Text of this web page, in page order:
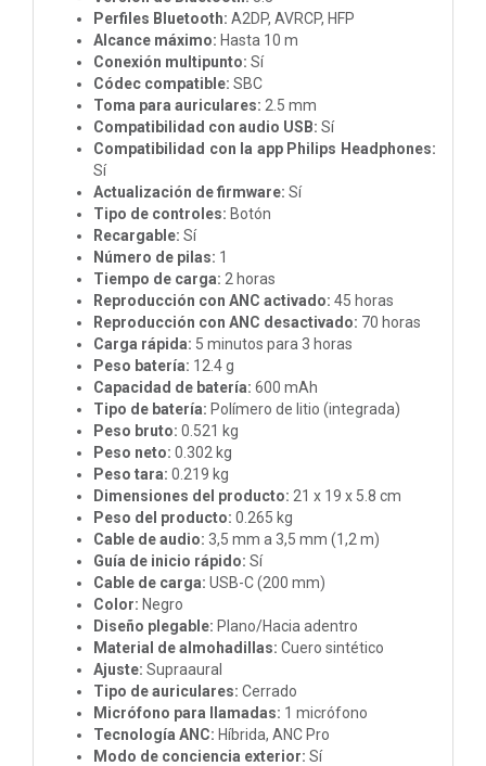
Perfiles Bluetooth: A2DP, AVRCP, HFP
Alcance máximo: Hasta 10 m
Conexión multipunto: Sí
Códec compatible: SBC
Toma para auriculares: 2.5 mm
Compatibilidad con audio USB: Sí
Compatibilidad con la app Philips Headphones:
Sí
Actualización de firmware: Sí
Tipo de controles: Botón
Recargable: Sí
Número de pilas: 1
Tiempo de carga: 2 horas
Reproducción con ANC activado: 45 horas
Reproducción con ANC desactivado: 70 horas
Carga rápida: 5 minutos para 3 horas
Peso batería: 12.4 g
Capacidad de batería: 600 mAh
Tipo de batería: Polímero de litio (integrada)
Peso bruto: 0.521 kg
Peso neto: 0.302 kg
Peso tara: 0.219 kg
Dimensiones del producto: 21 x 19 x 5.8 cm
Peso del producto: 0.265 kg
Cable de audio: 3,5 mm a 3,5 mm (1,2 m)
Guía de inicio rápido: Sí
Cable de carga: USB-C (200 mm)
Color: Negro
Diseño plegable: Plano/Hacia adentro
Material de almohadillas: Cuero sintético
Ajuste: Supraaural
Tipo de auriculares: Cerrado
Micrófono para llamadas: 1 micrófono
Tecnología ANC: Híbrida, ANC Pro
Modo de conciencia exterior: Sí